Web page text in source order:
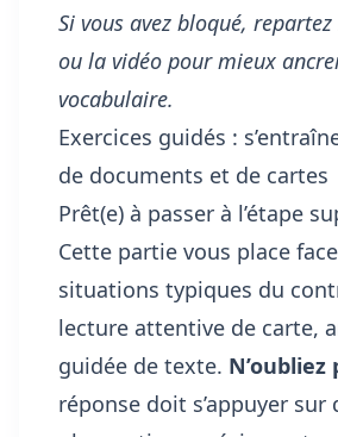
Si vous avez bloqué,
ou la vidéo pour mieux
vocabulaire.
Exercices guidés :
de documents et de cartes
Prêt(e) à passer à l’étape
Cette partie vous place
situations typiques du
lecture attentive de carte,
guidée de texte. N’oubliez
réponse doit s’appuyer sur